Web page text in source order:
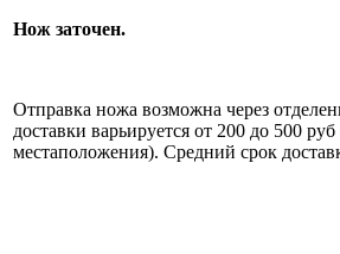
Нож заточен.
Отправка ножа возможна через
доставки варьируется от 200 до 500
местаположения). Средний срок